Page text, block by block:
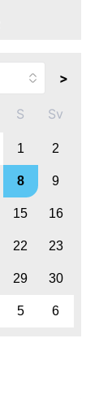
>
S Sv
1 2
8 9
15 16
22 23
29 30
5 6